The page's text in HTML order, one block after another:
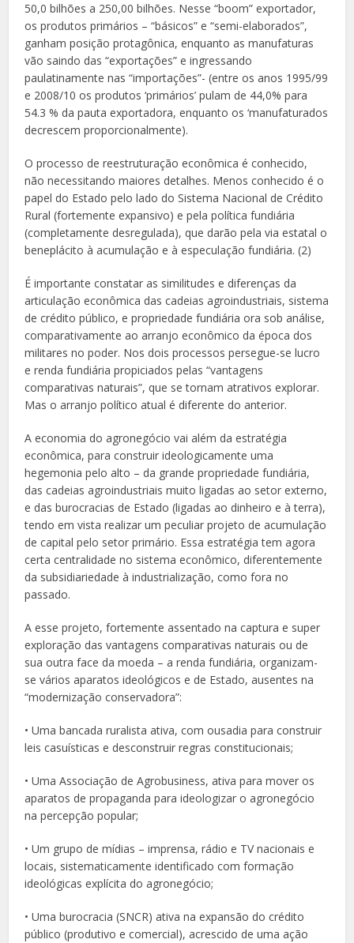
50,0 bilhões a 250,00 bilhões. Nesse “boom” exportador,
os produtos primários – “básicos” e “semi-elaborados”,
ganham posição protagônica, enquanto as manufaturas
vão saindo das “exportações” e ingressando
paulatinamente nas “importações”- (entre os anos 1995/99
e 2008/10 os produtos ‘primários’ pulam de 44,0% para
54.3 % da pauta exportadora, enquanto os ‘manufaturados
decrescem proporcionalmente).
O processo de reestruturação econômica é conhecido,
não necessitando maiores detalhes. Menos conhecido é o
papel do Estado pelo lado do Sistema Nacional de Crédito
Rural (fortemente expansivo) e pela política fundiária
(completamente desregulada), que darão pela via estatal o
beneplácito à acumulação e à especulação fundiária. (2)
É importante constatar as similitudes e diferenças da
articulação econômica das cadeias agroindustriais, sistema
de crédito público, e propriedade fundiária ora sob análise,
comparativamente ao arranjo econômico da época dos
militares no poder. Nos dois processos persegue-se lucro
e renda fundiária propiciados pelas “vantagens
comparativas naturais”, que se tornam atrativos explorar.
Mas o arranjo político atual é diferente do anterior.
A economia do agronegócio vai além da estratégia
econômica, para construir ideologicamente uma
hegemonia pelo alto – da grande propriedade fundiária,
das cadeias agroindustriais muito ligadas ao setor externo,
e das burocracias de Estado (ligadas ao dinheiro e à terra),
tendo em vista realizar um peculiar projeto de acumulação
de capital pelo setor primário. Essa estratégia tem agora
certa centralidade no sistema econômico, diferentemente
da subsidiariedade à industrialização, como fora no
passado.
A esse projeto, fortemente assentado na captura e super
exploração das vantagens comparativas naturais ou de
sua outra face da moeda – a renda fundiária, organizam-
se vários aparatos ideológicos e de Estado, ausentes na
“modernização conservadora”:
• Uma bancada ruralista ativa, com ousadia para construir
leis casuísticas e desconstruir regras constitucionais;
• Uma Associação de Agrobusiness, ativa para mover os
aparatos de propaganda para ideologizar o agronegócio
na percepção popular;
• Um grupo de mídias – imprensa, rádio e TV nacionais e
locais, sistematicamente identificado com formação
ideológicas explícita do agronegócio;
• Uma burocracia (SNCR) ativa na expansão do crédito
público (produtivo e comercial), acrescido de uma ação